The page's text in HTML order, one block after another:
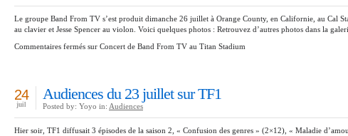
Le groupe Band From TV s’est produit dimanche 26 juillet à Orange County, en Californie, au Cal
au clavier et Jesse Spencer au violon. Voici quelques photos : Retrouvez d’autres photos dans la
Commentaires fermés sur Concert de Band From TV au Titan Stadium
Audiences du 23 juillet sur TF1
24
juil Posted by: Yoyo in: Audiences
Hier soir, TF1 diffusait 3 épisodes de la saison 2, « Confusion des genres » (2×12), « Maladie